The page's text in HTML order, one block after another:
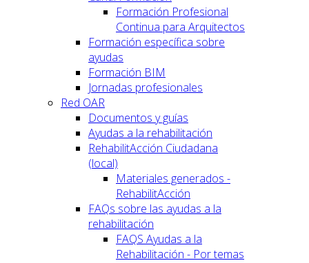
Formación Profesional
Continua para Arquitectos
Formación específica sobre
ayudas
Formación BIM
Jornadas profesionales
Red OAR
Documentos y guías
Ayudas a la rehabilitación
RehabilitAcción Ciudadana
(local)
Materiales generados -
RehabilitAcción
FAQs sobre las ayudas a la
rehabilitación
FAQS Ayudas a la
Rehabilitación - Por temas